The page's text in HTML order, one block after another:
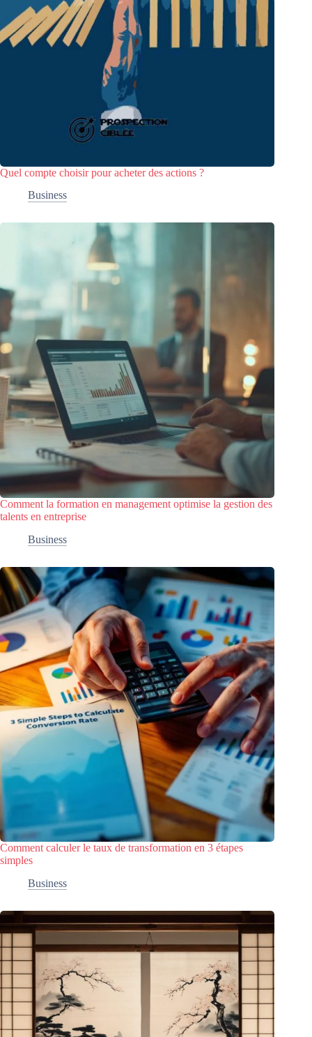
Quel compte choisir pour acheter des actions ?
Business
Comment la formation en management optimise la gestion des
talents en entreprise
Business
Comment calculer le taux de transformation en 3 étapes
simples
Business